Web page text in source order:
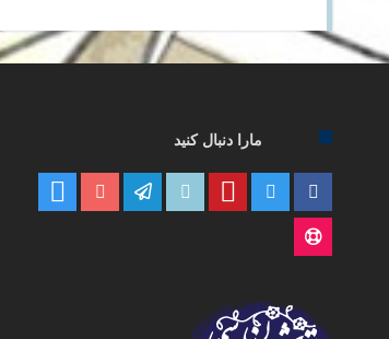
مارا دنبال کنید